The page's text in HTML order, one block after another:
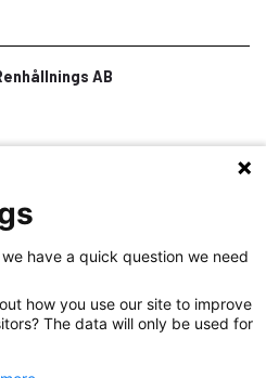
AB
have a quick question we need
how you use our site to improve
The data will only be used for